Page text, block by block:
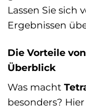
Lassen Sie sich
Ergebnissen
Die Vorteile
Überblick
Was macht
besonders?